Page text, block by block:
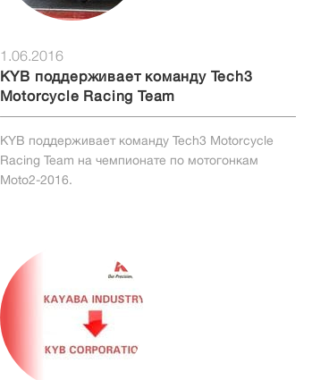
1.06.2016
KYB поддерживает команду Tech3
Motorcycle Racing Team
KYB поддерживает команду Tech3 Motorcycle
Racing Team на чемпионате по мотогонкам
Moto2-2016.